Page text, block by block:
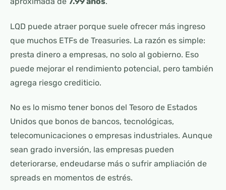
LQD puede atraer porque suele ofrecer más ingreso
que muchos ETFs de Treasuries. La razón es simple:
presta dinero a empresas, no solo al gobierno. Eso
puede mejorar el rendimiento potencial, pero también
agrega riesgo crediticio.
No es lo mismo tener bonos del Tesoro de Estados
Unidos que bonos de bancos, tecnológicas,
telecomunicaciones o empresas industriales. Aunque
sean grado inversión, las empresas pueden
deteriorarse, endeudarse más o sufrir ampliación de
spreads en momentos de estrés.